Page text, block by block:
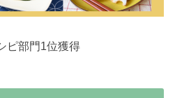
ピ部門1位獲得